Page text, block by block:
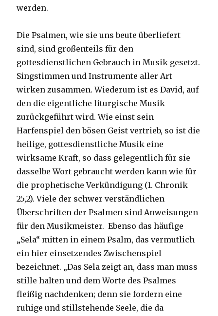
werden.
Die Psalmen, wie sie uns beute überliefert
sind, sind großenteils für den
gottesdienstlichen Gebrauch in Musik gesetzt.
Singstimmen und Instrumente aller Art
wirken zusammen. Wiederum ist es David, auf
den die eigentliche liturgische Musik
zurückgeführt wird. Wie einst sein
Harfenspiel den bösen Geist vertrieb, so ist die
heilige, gottesdienstliche Musik eine
wirksame Kraft, so dass gelegentlich für sie
dasselbe Wort gebraucht werden kann wie für
die prophetische Verkündigung (1. Chronik
25,2). Viele der schwer verständlichen
Überschriften der Psalmen sind Anweisungen
für den Musikmeister. Ebenso das häufige
„Sela“ mitten in einem Psalm, das vermutlich
ein hier einsetzendes Zwischenspiel
bezeichnet. „Das Sela zeigt an, dass man muss
stille halten und dem Worte des Psalmes
fleißig nachdenken; denn sie fordern eine
ruhige und stillstehende Seele, die da